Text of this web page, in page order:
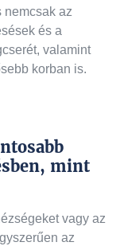
nemcsak az
és a
valamint
korban is.
mint
vagy az
az